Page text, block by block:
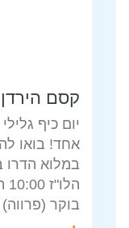
קסם הירדן
יום כיף
אחד! בואו
במלוא הדרו
בוקר